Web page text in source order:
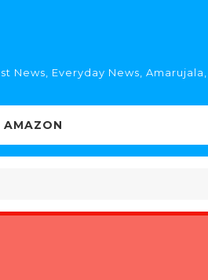
Everyday News, Amarujala,
AMAZON